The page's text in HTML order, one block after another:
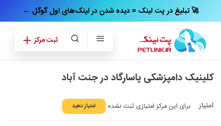
← تبلیغ در پت‌ لینک = دیده شدن در لینک‌های اول گوگل 🚀
ثبت مرکز
کلینیک دامپزشکی پاسارگاد در جنت آباد
امتیاز برای این مرکز امتیازی ثبت نشده امتیاز دهید